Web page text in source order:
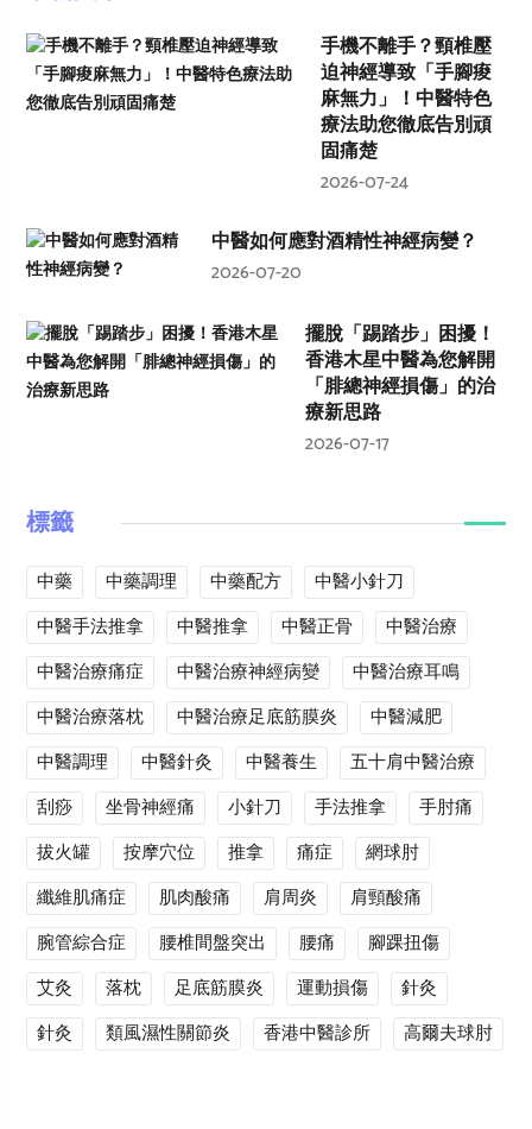
手機不離手？頸椎壓
迫神經導致「手腳痠
麻無力」！中醫特色
療法助您徹底告別頑
固痛楚
2026-07-24
中醫如何應對酒精性神經病變？
2026-07-20
擺脫「踢踏步」困擾！
香港木星中醫為您解開
「腓總神經損傷」的治
療新思路
2026-07-17
標籤
中藥 中藥調理 中藥配方
中醫小針刀
中醫手法推拿
中醫推拿 中醫正骨
中醫治療
中醫治療痛症
中醫治療神經病變
中醫治療耳鳴
中醫治療落枕
中醫治療足底筋膜炎
中醫減肥
中醫調理
中醫針灸 中醫養生
五十肩中醫治療
刮痧
坐骨神經痛 小針刀 手法推拿
手肘痛
拔火罐
按摩穴位 推拿 痛症
網球肘
纖維肌痛症
肌肉酸痛 肩周炎
肩頸酸痛
腕管綜合症
腰椎間盤突出 腰痛
腳踝扭傷
艾灸
落枕 足底筋膜炎 運動損傷
針灸
針灸
類風濕性關節炎 香港中醫診所 高爾夫球肘